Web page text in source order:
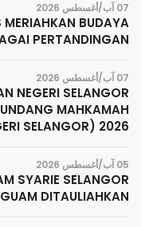
07 آب/أغسطس 2026
MERIAHKAN BUDAYA
PERTANDINGAN
07 آب/أغسطس 2026
NEGERI SELANGOR
MAHKAMAH
SELANGOR) 2026
05 آب/أغسطس 2026
SYARIE SELANGOR
DITAULIAHKAN